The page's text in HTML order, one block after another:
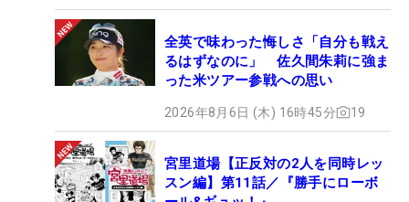
全英で味わった悔しさ「自分も戦え
るはずなのに」 佐久間朱莉に強ま
った米ツアー参戦への思い
2026年8月6日 (木) 16時45分 19
宮里道場【正反対の2人を同時レッ
スン編】第11話／『勝手にローボ